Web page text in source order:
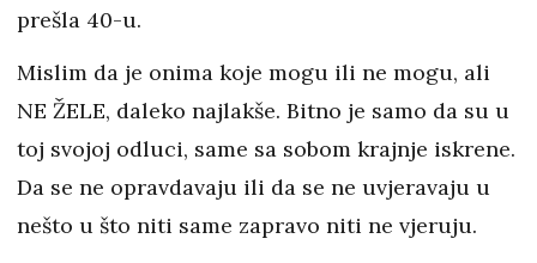
prešla 40-u.
Mislim da je onima koje mogu ili ne mogu, ali
NE ŽELE, daleko najlakše. Bitno je samo da su u
toj svojoj odluci, same sa sobom krajnje iskrene.
Da se ne opravdavaju ili da se ne uvjeravaju u
nešto u što niti same zapravo niti ne vjeruju.